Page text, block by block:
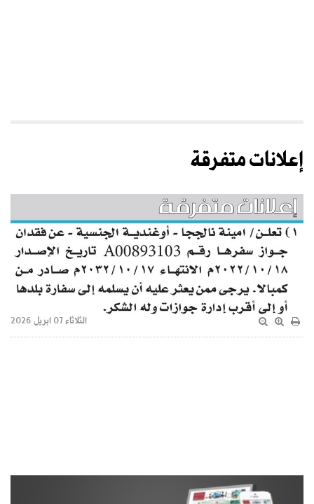
إعلانات متفرقة
الثلاثاء 07 ابريل 2026